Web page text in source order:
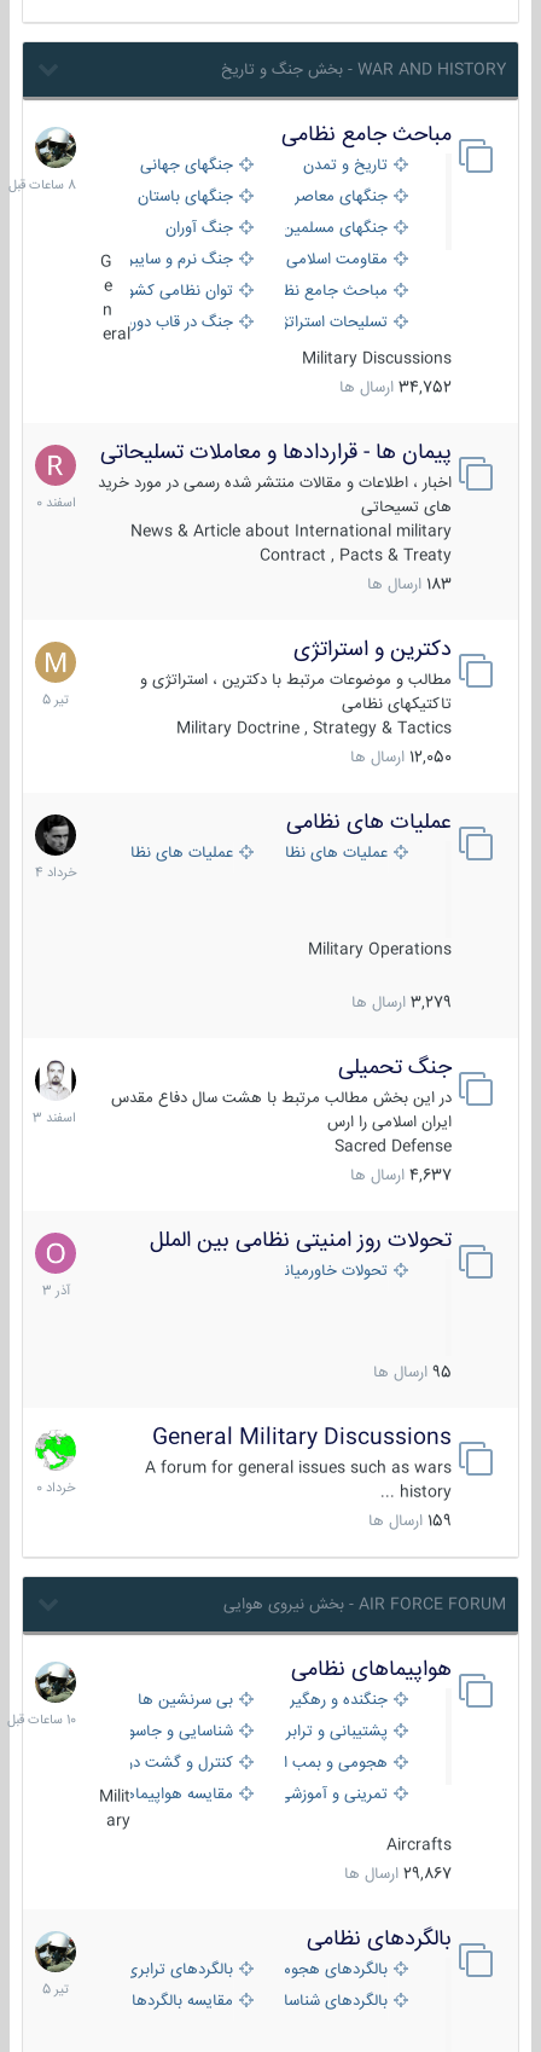
WAR AND HISTORY - بخش جنگ و تاریخ
مباحث جامع نظامی
تاریخ و تمدن
جنگهای جهانی
جنگهای معاصر
جنگهای باستان
جنگهای مسلمین
جنگ آوران
مقاومت اسلامی
جنگ نرم و سایبری
مباحث جامع نظامی
توان نظامی کشورها
تسلیحات استراتژیک
جنگ در قاب دوربین
eral
Military Discussions
34,752 ارسال ها
8
ساعات
قبل
پیمان ها - قراردادها و معاملات تسلیحاتی
اخبار ، اطلاعات و مقالات منتشر شده رسمی در مورد خرید
های تسیحاتی
News & Article about International military
Contract , Pacts & Treaty
183 ارسال ها
7
اسفند
1400
دکترین و استراتژی
مطالب و موضوعات مرتبط با دکترین ، استراتژی و
تاکتیکهای نظامی
Military Doctrine , Strategy & Tactics
12,050 ارسال ها
27
تیر
1405
عملیات های نظامی
عملیات های نظامی ایرانعملیات های نظامی خارجی
Military Operations
3,279 ارسال ها
5
خرداد
1404
جنگ تحمیلی
در این بخش مطالب مرتبط با هشت سال دفاع مقدس
ایران اسلامی را ارس
Sacred Defense
4,637 ارسال ها
20
اسفند
1403
تحولات روز امنیتی نظامی بین الملل
تحولات خاورمیانه
95 ارسال ها
21
آذر
1403
General Military Discussions
A forum for general issues such as wars
history ...
159 ارسال ها
10
خرداد
1400
AIR FORCE FORUM - بخش نیروی هوایی
هواپیماهای نظامی
جنگنده و رهگیر
بی سرنشین ها
پشتیبانی و ترابری
شناسایی و جاسوسی
هجومی و بمب افکن
کنترل و گشت دریایی
تمرینی و آموزشی
مقایسه هواپیماهاMilit
ary
Aircrafts
29,867 ارسال ها
10
ساعات
قبل
بالگردهای نظامی
بالگردهای هجومی
بالگردهای ترابری
بالگردهای شناسایی
مقایسه بالگردها
22
تیر
1405